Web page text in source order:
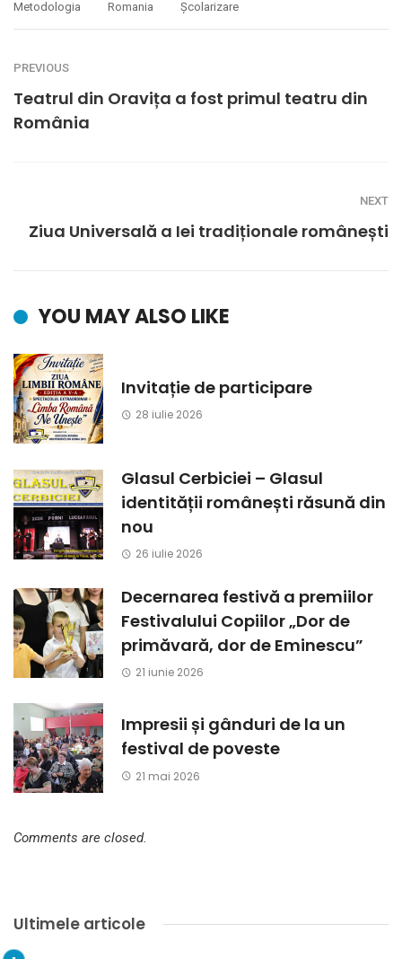
Metodologia Romania Școlarizare
PREVIOUS
Teatrul din Oravița a fost primul teatru din
România
NEXT
Ziua Universală a Iei tradiționale românești
YOU MAY ALSO LIKE
Invitație de participare
28 iulie 2026
Glasul Cerbiciei – Glasul
identității românești răsună din
nou
26 iulie 2026
Decernarea festivă a premiilor
Festivalului Copiilor „Dor de
primăvară, dor de Eminescu”
21 iunie 2026
Impresii și gânduri de la un
festival de poveste
21 mai 2026
Comments are closed.
Ultimele articole